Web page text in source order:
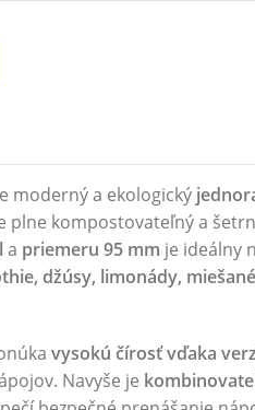
moderný a ekologický
plne kompostovateľný a
a priemeru 95 mm je ideálny
džúsy, limonády,
vysokú čírosť vďaka
Navyše je